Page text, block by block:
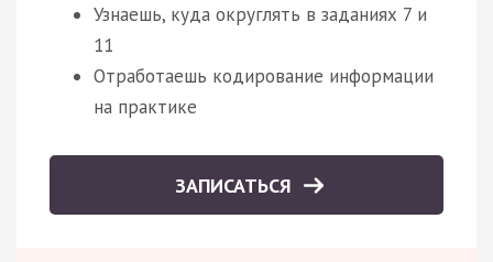
Узнаешь, куда округлять в заданиях 7 и
11
Отработаешь кодирование информации
на практике
ЗАПИСАТЬСЯ